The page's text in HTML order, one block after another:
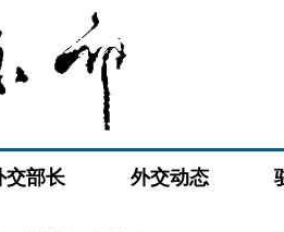
交部长 外交动态